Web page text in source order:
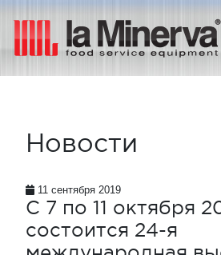
Новости
11 сентября 2019
С 7 по 11 октября
состоится 24-я